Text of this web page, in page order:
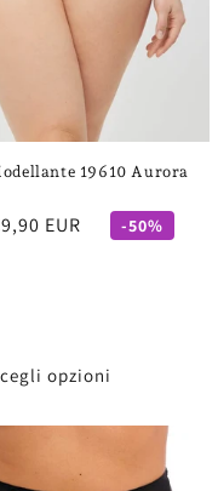
19610 Aurora
EUR -50%
opzioni